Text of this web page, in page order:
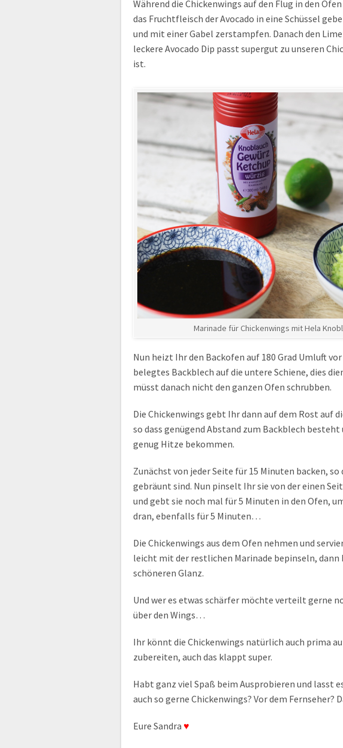
Während die Chickenwings auf den Flug in den
das Fruchtfleisch der Avocado in eine Schüssel
und mit einer Gabel zerstampfen. Danach den
leckere Avocado Dip passt supergut zu unseren
ist.
Marinade für Chickenwings mit Hela
Nun heizt Ihr den Backofen auf 180 Grad Umluft
belegtes Backblech auf die untere Schiene, dies
müsst danach nicht den ganzen Ofen schrubben.
Die Chickenwings gebt Ihr dann auf dem Rost auf
so dass genügend Abstand zum Backblech
genug Hitze bekommen.
Zunächst von jeder Seite für 15 Minuten backen, so
gebräunt sind. Nun pinselt Ihr sie von der einen
und gebt sie noch mal für 5 Minuten in den Ofen,
dran, ebenfalls für 5 Minuten…
Die Chickenwings aus dem Ofen nehmen und
leicht mit der restlichen Marinade bepinseln, dann
schöneren Glanz.
Und wer es etwas schärfer möchte verteilt gerne
über den Wings…
Ihr könnt die Chickenwings natürlich auch prima
zubereiten, auch das klappt super.
Habt ganz viel Spaß beim Ausprobieren und lasst
auch so gerne Chickenwings? Vor dem Fernseher?
Eure Sandra ♥